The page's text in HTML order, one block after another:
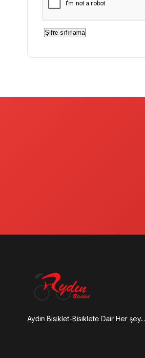
Şifre sıfırlama
Aydın Bisiklet-Bisiklete Dair Her şey...